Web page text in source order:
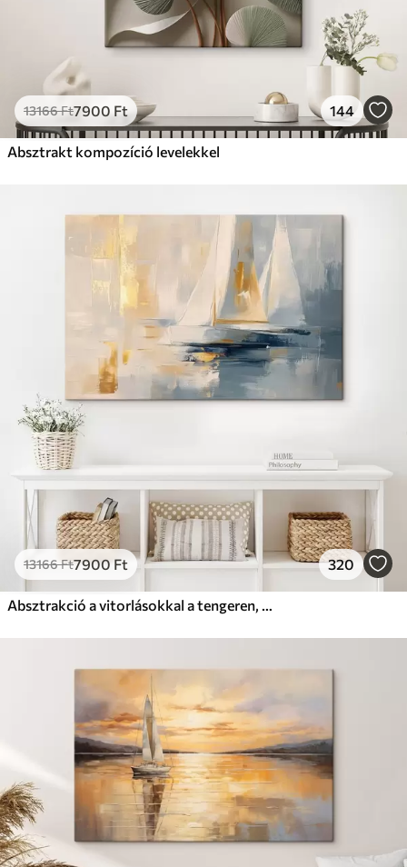
13166Ft7900 Ft 144
Absztrakt kompozíció levelekkel
13166Ft7900 Ft 320
Absztrakció a vitorlásokkal a tengeren, akril stílusban, naplemente